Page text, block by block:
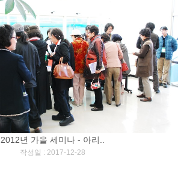
2012년 가을 세미나 - 아리..
작성일 : 2017-12-28